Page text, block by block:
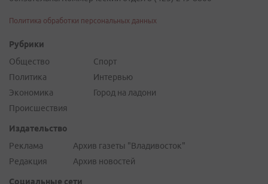
Политика обработки персональных данных
Рубрики
Общество
Политика
Экономика
Происшествия
Спорт
Интервью
Город на ладони
Издательство
Реклама
Редакция
Архив газеты "Владивосток"
Архив новостей
Социальные сети